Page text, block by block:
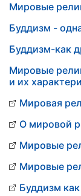
Мировые
Буддизм -
Буддизм-как
Мировые
и их
Мировая
О мировой
Мировые
Мировые
Буддизм